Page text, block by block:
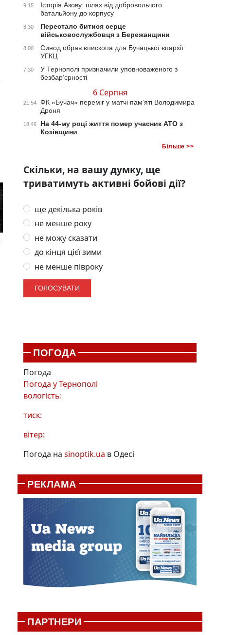
9:15
Історія Азову: шлях від добровольчого
батальйону до корпусу
8:30
Перестало битися серце
військовослужбовця з Бережанщини
8:00
Синод обрав єпископа для Бучацької єпархії
УГКЦ
7:30
У Тернополі призначили уповноваженого з
безбар’єрності
6 Серпня
21:54
ФК «Бучач» переміг у матчі пам’яті Володимира
Дроня
18:46
На 44-му році життя помер учасник АТО з
Козівщини
Більше >>
Скільки, на вашу думку, ще
триватимуть активні бойові дії?
ще декілька років
не менше року
не можу сказати
до кінця цієї зими
не менше півроку
ПОГОДА
Погода
Погода уТернополі
вологість:
тиск:
вітер:
Погода на sinoptik.ua в Одесі
РЕКЛАМА
ПАРТНЕРИ